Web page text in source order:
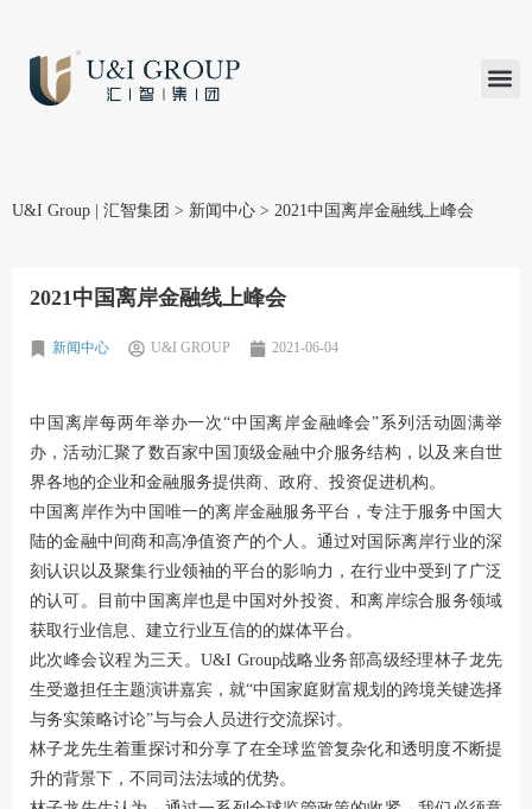
U&I Group | 汇智集团 > 新闻中心 > 2021中国离岸金融线上峰会
2021中国离岸金融线上峰会
新闻中心 U&I GROUP 2021-06-04
中国离岸每两年举办一次“中国离岸金融峰会”系列活动圆满举
办，活动汇聚了数百家中国顶级金融中介服务结构，以及来自世
界各地的企业和金融服务提供商、政府、投资促进机构。
中国离岸作为中国唯一的离岸金融服务平台，专注于服务中国大
陆的金融中间商和高净值资产的个人。通过对国际离岸行业的深
刻认识以及聚集行业领袖的平台的影响力，在行业中受到了广泛
的认可。目前中国离岸也是中国对外投资、和离岸综合服务领域
获取行业信息、建立行业互信的的媒体平台。
此次峰会议程为三天。U&I Group战略业务部高级经理林子龙先
生受邀担任主题演讲嘉宾，就“中国家庭财富规划的跨境关键选择
与务实策略讨论”与与会人员进行交流探讨。
林子龙先生着重探讨和分享了在全球监管复杂化和透明度不断提
升的背景下，不同司法法域的优势。